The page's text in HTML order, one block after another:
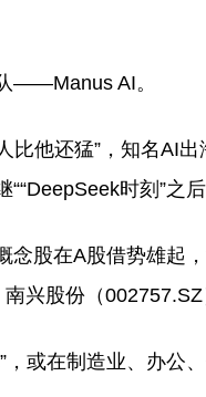
——Manus AI。
他还猛”，知名AI
时刻”之
股在A股借势雄起
兴股份（
或在制造业、办公